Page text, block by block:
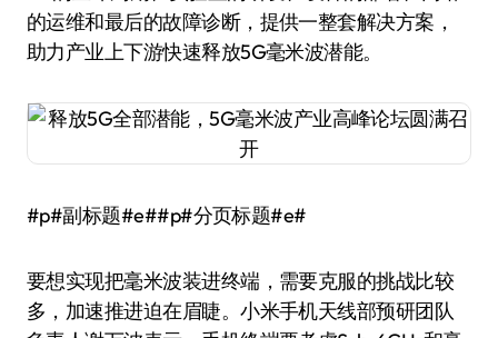
的运维和最后的故障诊断，提供一整套解决方案，
助力产业上下游快速释放5G毫米波潜能。
#p#副标题#e##p#分页标题#e#
要想实现把毫米波装进终端，需要克服的挑战比较
多，加速推进迫在眉睫。小米手机天线部预研团队